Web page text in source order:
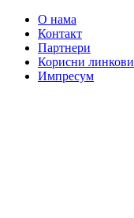
О нама
Контакт
Партнери
Корисни линкови
Импресум